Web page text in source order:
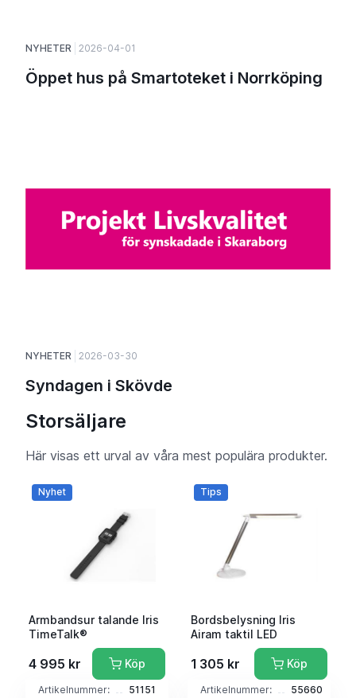
NYHETER 2026-04-01
Öppet hus på Smartoteket i Norrköping
NYHETER 2026-03-30
Syndagen i Skövde
Storsäljare
Här visas ett urval av våra mest populära produkter.
Nyhet
Armbandsur talande Iris
TimeTalk®
4 995 kr Köp
Artikelnummer:
51151
Tips
Bordsbelysning Iris
Airam taktil LED
1 305 kr Köp
Artikelnummer:
55660